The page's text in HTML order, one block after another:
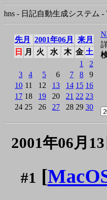
hns - 日記自動生成システム -
先月 2001年06月
来月
日
月 火 水 木 金 土
1
2
3
4 5 6 7 8
9
10 11 12 13 14 15 16
17 18 19 20 21 22 23
24 25 26 27 28 29 30
2001年06月
#1 [